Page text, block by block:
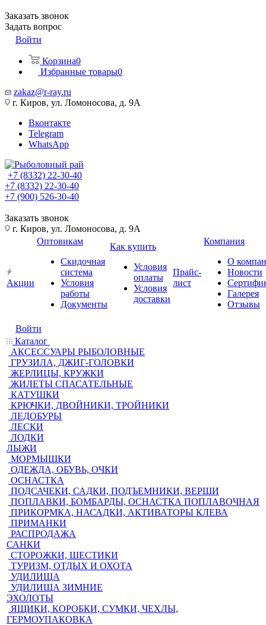
Заказать звонок
Задать вопрос
Войти
Корзина0
Избранные товары0
zakaz@r-ray.ru
г. Киров, ул. Ломоносова, д. 9А
Вконтакте
Telegram
WhatsApp
+7 (8332) 22-30-40
+7 (8332) 22-30-40
+7 (900) 526-30-40
Заказать звонок
г. Киров, ул. Ломоносова, д. 9А
Акции
Оптовикам
Скидочная
система
Условия
работы
Документы
Как купить
Условия
оплаты
Условия
доставки
Прайс-
лист
Компания
О
Новости
Галерея
Отзывы
Войти
Каталог
АКСЕССУАРЫ РЫБОЛОВНЫЕ
ГРУЗИЛА, ДЖИГ-ГОЛОВКИ
ЖЕРЛИЦЫ, КРУЖКИ
ЖИЛЕТЫ СПАСАТЕЛЬНЫЕ
КАТУШКИ
КРЮЧКИ, ДВОЙНИКИ, ТРОЙНИКИ
ЛЕДОБУРЫ
ЛЕСКИ
ЛОДКИ
ЛЫЖИ
МОРМЫШКИ
ОДЕЖДА, ОБУВЬ, ОЧКИ
ОСНАСТКА
ПОДСАЧЕКИ, САДКИ, ПОДЪЕМНИКИ, ВЕРШИ
ПОПЛАВКИ, БОМБАРДЫ, ОСНАСТКА ПОПЛАВОЧНАЯ
ПРИКОРМКА, НАСАДКИ, АКТИВАТОРЫ КЛЕВА
ПРИМАНКИ
РАСПРОДАЖА
САНКИ
СТОРОЖКИ, ШЕСТИКИ
ТУРИЗМ, ОТДЫХ И ОХОТА
УДИЛИЩА
УДИЛИЩА ЗИМНИЕ
ЭХОЛОТЫ
ЯЩИКИ, КОРОБКИ, СУМКИ, ЧЕХЛЫ,
ГЕРМОУПАКОВКА